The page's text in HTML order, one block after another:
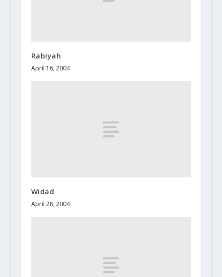
Rabiyah
April 16, 2004
Widad
April 28, 2004